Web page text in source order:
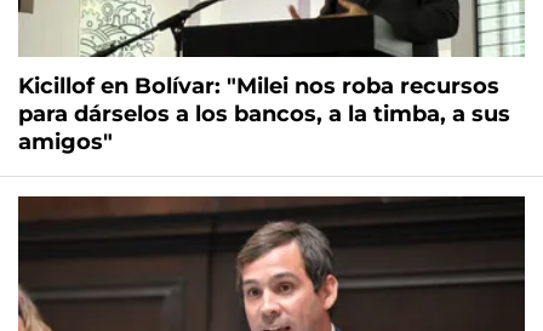
Kicillof en Bolívar: "Milei nos roba recursos
para dárselos a los bancos, a la timba, a sus
amigos"